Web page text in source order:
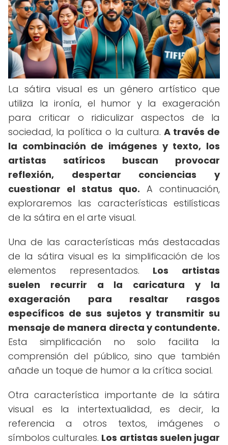
La sátira visual es un género artístico que
utiliza la ironía, el humor y la exageración
para criticar o ridiculizar aspectos de la
sociedad, la política o la cultura. A través de
la combinación de imágenes y texto, los
artistas satíricos buscan provocar
reflexión, despertar conciencias y
cuestionar el status quo. A continuación,
exploraremos las características estilísticas
de la sátira en el arte visual.
Una de las características más destacadas
de la sátira visual es la simplificación de los
elementos representados. Los artistas
suelen recurrir a la caricatura y la
exageración para resaltar rasgos
específicos de sus sujetos y transmitir su
mensaje de manera directa y contundente.
Esta simplificación no solo facilita la
comprensión del público, sino que también
añade un toque de humor a la crítica social.
Otra característica importante de la sátira
visual es la intertextualidad, es decir, la
referencia a otros textos, imágenes o
símbolos culturales. Los artistas suelen jugar